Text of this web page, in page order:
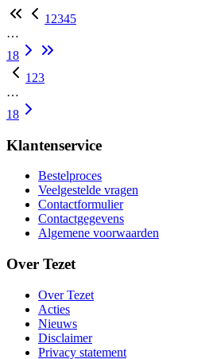
1 2345
…
18
1 23
…
18
Klantenservice
Bestelproces
Veelgestelde vragen
Contactformulier
Contactgegevens
Algemene voorwaarden
Over Tezet
Over Tezet
Acties
Nieuws
Disclaimer
Privacy statement